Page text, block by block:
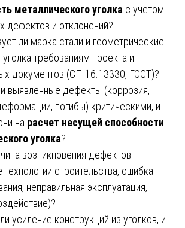
металлического уголка с учетом
дефектов и отклонений?
ли марка стали и геометрические
требованиям проекта и
документов (СП 16.13330, ГОСТ)?
выявленные дефекты (коррозия,
погибы) критическими, и
на расчет несущей способности
уголка?
возникновения дефектов
строительства, ошибка
неправильная эксплуатация,
усиление конструкций из уголков, и